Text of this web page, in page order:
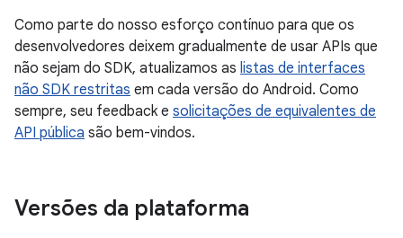
Como parte do nosso esforço contínuo para que os
desenvolvedores deixem gradualmente de usar APIs que
não sejam do SDK, atualizamos as listas de interfaces
não SDK restritas em cada versão do Android. Como
sempre, seu feedback e solicitações de equivalentes de
API pública são bem-vindos.
Versões da plataforma